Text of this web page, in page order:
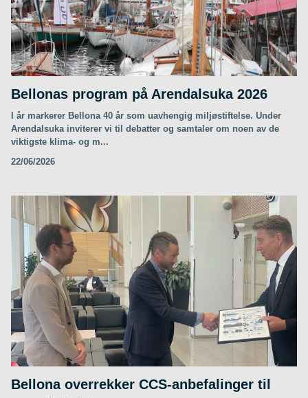
Bellonas program på Arendalsuka 2026
I år markerer Bellona 40 år som uavhengig miljøstiftelse. Under
Arendalsuka inviterer vi til debatter og samtaler om noen av de
viktigste klima- og m...
22/06/2026
Bellona overrekker CCS-anbefalinger til